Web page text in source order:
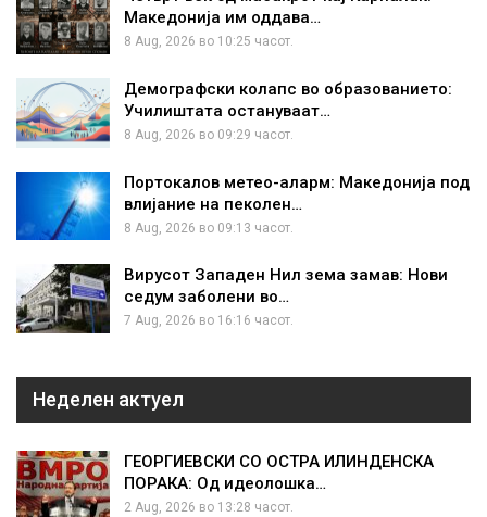
Македонија им оддава…
8 Aug, 2026 во 10:25 часот.
Демографски колапс во образованието:
Училиштата остануваат…
8 Aug, 2026 во 09:29 часот.
Портокалов метео-аларм: Македонија под
влијание на пеколен…
8 Aug, 2026 во 09:13 часот.
Вирусот Западен Нил зема замав: Нови
седум заболени во…
7 Aug, 2026 во 16:16 часот.
Неделен актуел
ГЕОРГИЕВСКИ СО ОСТРА ИЛИНДЕНСКА
ПОРАКА: Од идеолошка…
2 Aug, 2026 во 13:28 часот.